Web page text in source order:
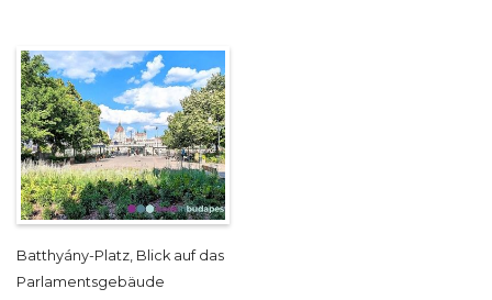
Batthyány-Platz, Blick auf das
Parlamentsgebäude